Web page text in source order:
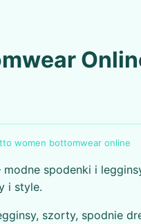
women bottomwear online
spodenki i
i style.
szorty, spodnie